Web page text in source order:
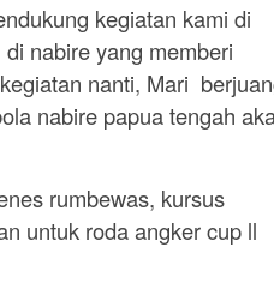
kegiatan kami di
nabire yang memberi
nanti, Mari
nabire papua tengah
rumbewas, kursus
untuk roda angker cup ll